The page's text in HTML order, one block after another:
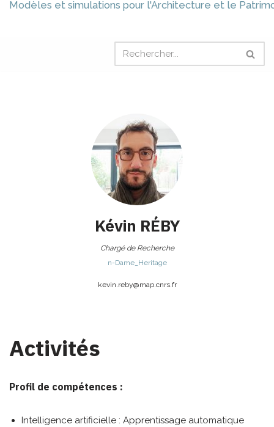
Modèles et simulations pour l'Architecture et le
Kévin RÉBY
Chargé de Recherche
n-Dame_Heritage
kevin.reby@map.cnrs.fr
Activités
Profil de compétences :
Intelligence artificielle : Apprentissage automatique